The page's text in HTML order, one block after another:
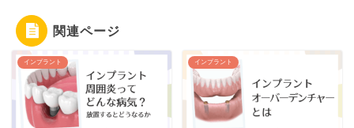
関連ページ
インプラント インプラント